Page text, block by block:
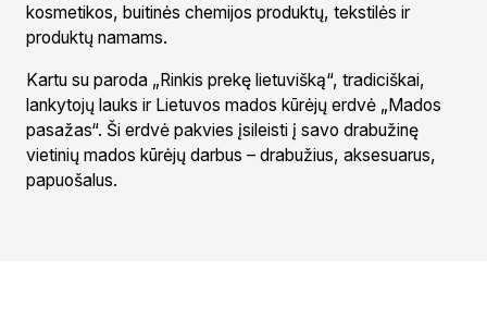
kosmetikos, buitinės chemijos produktų, tekstilės ir
produktų namams.
Kartu su paroda „Rinkis prekę lietuvišką“, tradiciškai,
lankytojų lauks ir Lietuvos mados kūrėjų erdvė „Mados
pasažas“. Ši erdvė pakvies įsileisti į savo drabužinę
vietinių mados kūrėjų darbus – drabužius, aksesuarus,
papuošalus.